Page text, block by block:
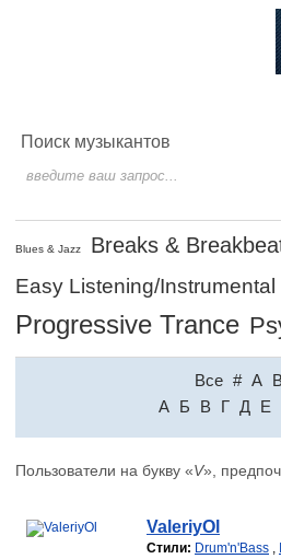
Поиск музыкантов
Blues & Jazz Breaks &
Easy Listening/Instrumental
Progressive Trance
Все # A
A Б В Г Д Е
Пользователи на букву «V»,
ValeriyOl
Стили: Drum'n'Bass ,